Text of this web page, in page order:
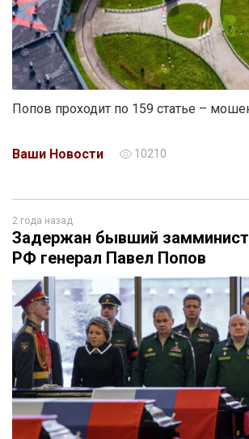
Попов проходит по 159 статье –
Ваши Новости 10210
2 года назад
Задержан бывший
РФ генерал Павел Попов